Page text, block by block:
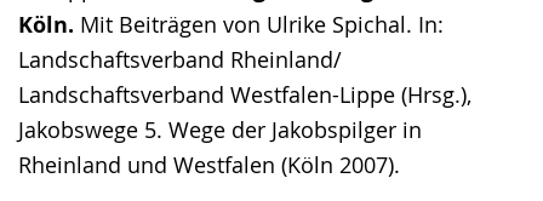
Köln. Mit Beiträgen von Ulrike Spichal. In:
Landschaftsverband Rheinland/
Landschaftsverband Westfalen-Lippe (Hrsg.),
Jakobswege 5. Wege der Jakobspilger in
Rheinland und Westfalen (Köln 2007).